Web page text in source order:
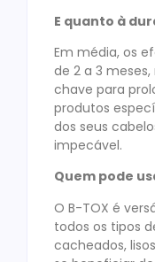
E quanto à
Em média, os
de 2 a 3
chave para
produtos
dos seus
impecável.
Quem pode
O B-TOX é
todos os tipos
cacheados,